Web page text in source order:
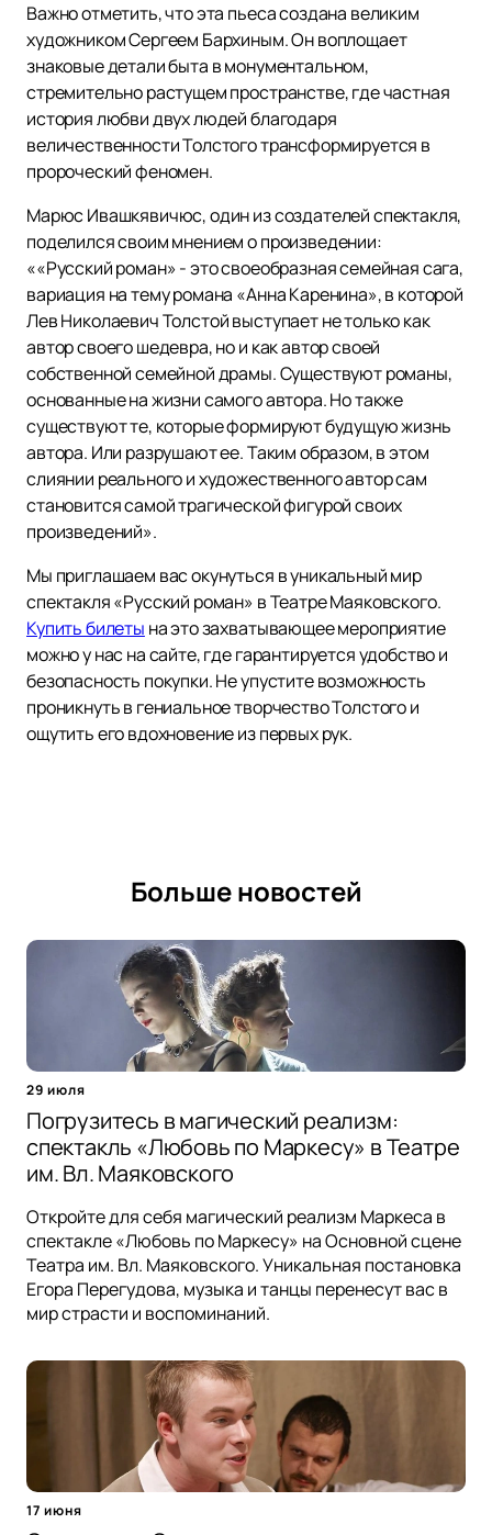
Важно отметить, что эта пьеса создана великим
художником Сергеем Бархиным. Он воплощает
знаковые детали быта в монументальном,
стремительно растущем пространстве, где частная
история любви двух людей благодаря
величественности Толстого трансформируется в
пророческий феномен.
Марюс Ивашкявичюс, один из создателей спектакля,
поделился своим мнением о произведении:
««Русский роман» - это своеобразная семейная сага,
вариация на тему романа «Анна Каренина», в которой
Лев Николаевич Толстой выступает не только как
автор своего шедевра, но и как автор своей
собственной семейной драмы. Существуют романы,
основанные на жизни самого автора. Но также
существуют те, которые формируют будущую жизнь
автора. Или разрушают ее. Таким образом, в этом
слиянии реального и художественного автор сам
становится самой трагической фигурой своих
произведений».
Мы приглашаем вас окунуться в уникальный мир
спектакля «Русский роман» в Театре Маяковского.
Купить билеты на это захватывающее мероприятие
можно у нас на сайте, где гарантируется удобство и
безопасность покупки. Не упустите возможность
проникнуть в гениальное творчество Толстого и
ощутить его вдохновение из первых рук.
Больше новостей
29 июля
Погрузитесь в магический реализм:
спектакль «Любовь по Маркесу» в Театре
им. Вл. Маяковского
Откройте для себя магический реализм Маркеса в
спектакле «Любовь по Маркесу» на Основной сцене
Театра им. Вл. Маяковского. Уникальная постановка
Егора Перегудова, музыка и танцы перенесут вас в
мир страсти и воспоминаний.
17 июня